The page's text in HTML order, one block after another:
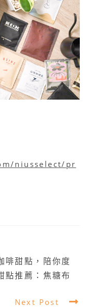
niusselect/pr
啡甜點，陪你度
點推薦：焦糖布
Next Post